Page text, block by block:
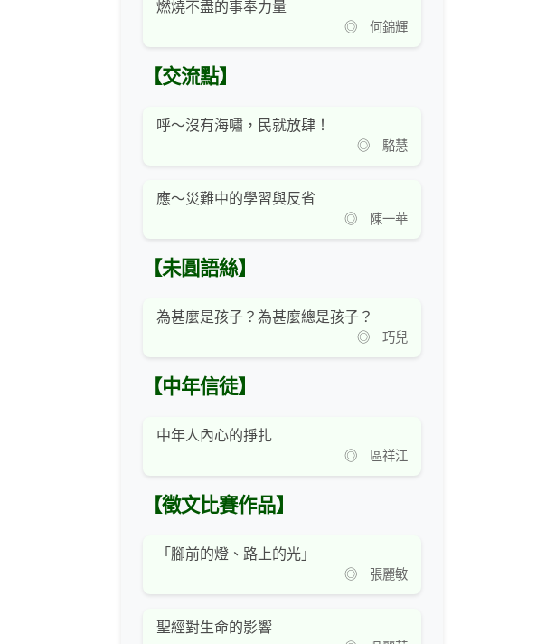
燃燒不盡的事奉力量
◎ 何錦輝
【交流點】
呼～沒有海嘯，民就放肆！
◎ 駱慧
應～災難中的學習與反省
◎ 陳一華
【未圓語絲】
為甚麼是孩子？為甚麼總是孩子？
◎ 巧兒
【中年信徒】
中年人內心的掙扎
◎ 區祥江
【徵文比賽作品】
「腳前的燈、路上的光」
◎ 張麗敏
聖經對生命的影響